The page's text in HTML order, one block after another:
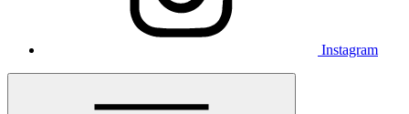
Instagram